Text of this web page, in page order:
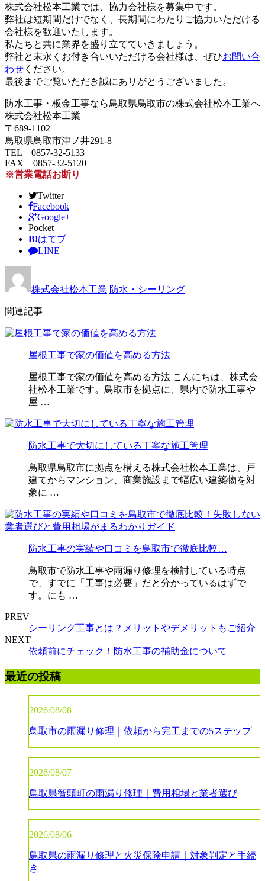
株式会社松本工業では、協力会社様を募集中です。
弊社は短期間だけでなく、長期間にわたりご協力いただける
会社様を歓迎いたします。
私たちと共に業界を盛り立てていきましょう。
弊社と末永くお付き合いいただける会社様は、ぜひお問い合
わせ ください。
最後までご覧いただき誠にありがとうございました。
防水工事・板金工事なら鳥取県鳥取市の株式会社松本工業へ
株式会社松本工業
〒689-1102
鳥取県鳥取市津ノ井291-8
TEL 0857-32-5133
FAX 0857-32-5120
※営業電話お断り
Twitter
Facebook
Google+
Pocket
B!はてブ
LINE
株式会社松本工業 防水・シーリング
関連記事
屋根工事で家の価値を高める方法
屋根工事で家の価値を高める方法 こんにちは、株式会
社松本工業です。鳥取市を拠点に、県内で防水工事や
屋 …
防水工事で大切にしている丁寧な施工管理
鳥取県鳥取市に拠点を構える株式会社松本工業は、戸
建てからマンション、商業施設まで幅広い建築物を対
象に …
防水工事の実績や口コミを鳥取市で徹底比較…
鳥取市で防水工事や雨漏り修理を検討している時点
で、すでに「工事は必要」だと分かっているはずで
す。にも …
PREV
シーリング工事とは？メリットやデメリットもご紹介
NEXT
依頼前にチェック！防水工事の補助金について
最近の投稿
2026/08/08
鳥取市の雨漏り修理｜依頼から完工までの5ステップ
2026/08/07
鳥取県智頭町の雨漏り修理｜費用相場と業者選び
2026/08/06
鳥取県の雨漏り修理と火災保険申請｜対象判定と手続
き